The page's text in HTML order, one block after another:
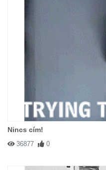
Nincs cím!
36877 0